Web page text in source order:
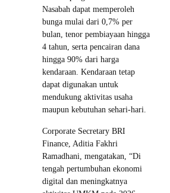
Nasabah dapat memperoleh
bunga mulai dari 0,7% per
bulan, tenor pembiayaan hingga
4 tahun, serta pencairan dana
hingga 90% dari harga
kendaraan. Kendaraan tetap
dapat digunakan untuk
mendukung aktivitas usaha
maupun kebutuhan sehari-hari.
Corporate Secretary BRI
Finance, Aditia Fakhri
Ramadhani, mengatakan, “Di
tengah pertumbuhan ekonomi
digital dan meningkatnya